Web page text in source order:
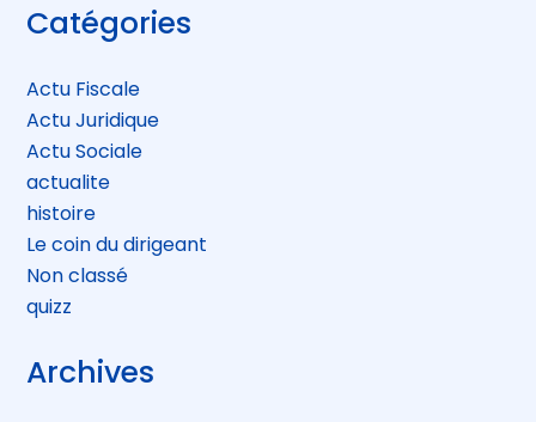
Blog
sidebar
Catégories
Actu Fiscale
Actu Juridique
Actu Sociale
actualite
histoire
Le coin du dirigeant
Non classé
quizz
Archives